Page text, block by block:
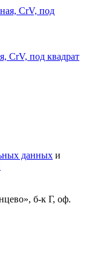
СrV, под квадрат
данных и
б-к Г, оф.